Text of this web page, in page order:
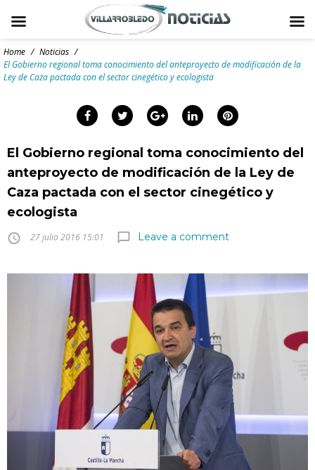
Skip
to
content
Home / Noticias /
El Gobierno regional toma conocimiento del anteproyecto de modificación de la
Ley de Caza pactada con el sector cinegético y ecologista
FacebookTwitterGoogle+LinkedInPinterest
El Gobierno regional toma conocimiento del
anteproyecto de modificación de la Ley de
Caza pactada con el sector cinegético y
ecologista
access_time 27 julio 2016 15:01 chat_bubble_outline Leave a comment